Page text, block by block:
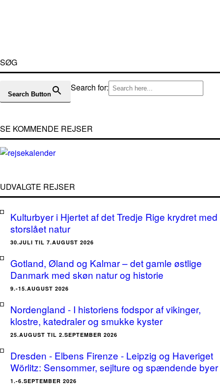
SØG
Search for:
Search Button
SE KOMMENDE REJSER
UDVALGTE REJSER
Kulturbyer i Hjertet af det Tredje Rige krydret med
storslået natur
30.JULI TIL 7.AUGUST 2026
Gotland, Øland og Kalmar – det gamle østlige
Danmark med skøn natur og historie
9.-15.AUGUST 2026
Nordengland - I historiens fodspor af vikinger,
klostre, katedraler og smukke kyster
25.AUGUST TIL 2.SEPTEMBER 2026
Dresden - Elbens Firenze - Leipzig og Haveriget
Wörlitz: Sensommer, sejlture og spændende byer
1.-6.SEPTEMBER 2026